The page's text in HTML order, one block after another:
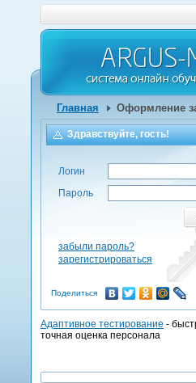
Главная Оформление
Здравствуйте, гость!
Логин
Пароль
забыли пароль?
зарегистрироваться
Поделиться
Адаптивное тестирование -
точная оценка персонала